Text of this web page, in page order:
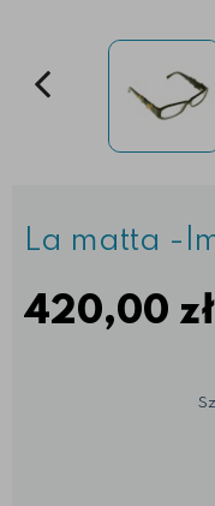
La matta -
420,00 zł